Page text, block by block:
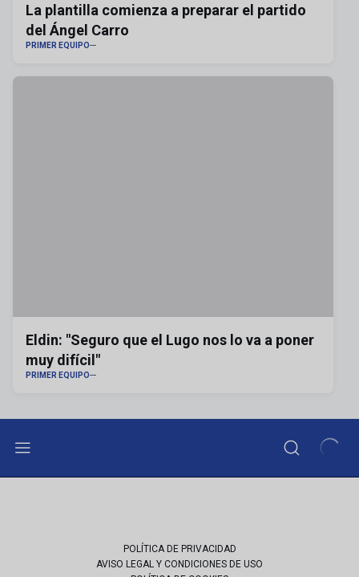
La plantilla comienza a preparar el partido
del Ángel Carro
PRIMER EQUIPO
Eldin: "Seguro que el Lugo nos lo va a poner
muy difícil"
PRIMER EQUIPO
POLÍTICA DE PRIVACIDAD
AVISO LEGAL Y CONDICIONES DE USO